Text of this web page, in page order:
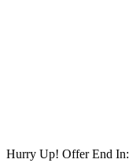
Hurry Up! Offer End In: